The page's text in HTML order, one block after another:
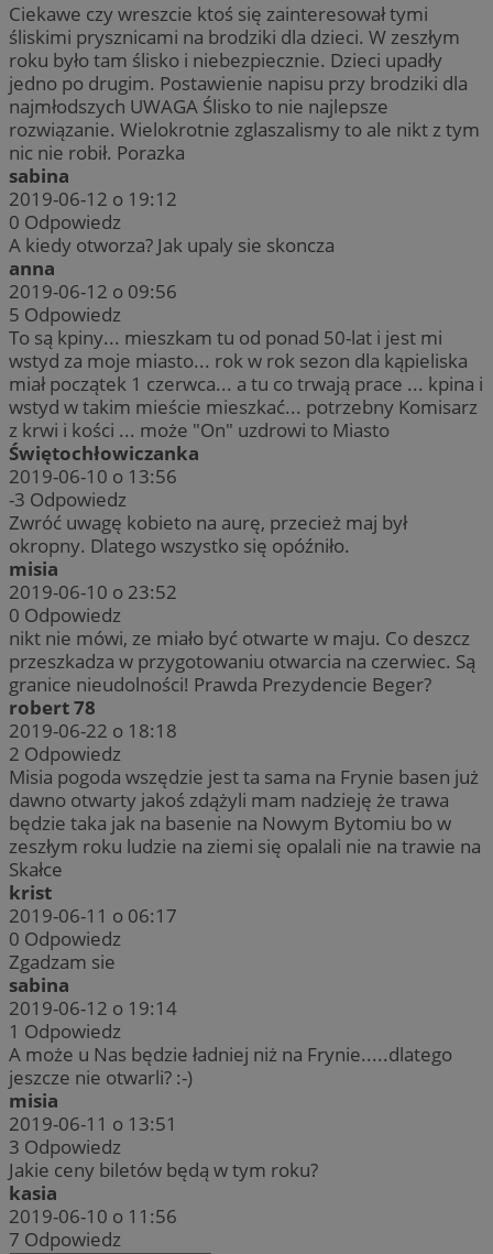
Ciekawe czy wreszcie ktoś się zainteresował tymi
śliskimi prysznicami na brodziki dla dzieci. W zeszłym
roku było tam ślisko i niebezpiecznie. Dzieci upadły
jedno po drugim. Postawienie napisu przy brodziki dla
najmłodszych UWAGA Ślisko to nie najlepsze
rozwiązanie. Wielokrotnie zglaszalismy to ale nikt z tym
nic nie robił. Porazka
sabina
2019-06-12 o 19:12
0 Odpowiedz
A kiedy otworza? Jak upaly sie skoncza
anna
2019-06-12 o 09:56
5 Odpowiedz
To są kpiny... mieszkam tu od ponad 50-lat i jest mi
wstyd za moje miasto... rok w rok sezon dla kąpieliska
miał początek 1 czerwca... a tu co trwają prace ... kpina i
wstyd w takim mieście mieszkać... potrzebny Komisarz
z krwi i kości ... może "On" uzdrowi to Miasto
Świętochłowiczanka
2019-06-10 o 13:56
-3 Odpowiedz
Zwróć uwagę kobieto na aurę, przecież maj był
okropny. Dlatego wszystko się opóźniło.
misia
2019-06-10 o 23:52
0 Odpowiedz
nikt nie mówi, ze miało być otwarte w maju. Co deszcz
przeszkadza w przygotowaniu otwarcia na czerwiec. Są
granice nieudolności! Prawda Prezydencie Beger?
robert 78
2019-06-22 o 18:18
2 Odpowiedz
Misia pogoda wszędzie jest ta sama na Frynie basen już
dawno otwarty jakoś zdążyli mam nadzieję że trawa
będzie taka jak na basenie na Nowym Bytomiu bo w
zeszłym roku ludzie na ziemi się opalali nie na trawie na
Skałce
krist
2019-06-11 o 06:17
0 Odpowiedz
Zgadzam sie
sabina
2019-06-12 o 19:14
1 Odpowiedz
A może u Nas będzie ładniej niż na Frynie.....dlatego
jeszcze nie otwarli? :-)
misia
2019-06-11 o 13:51
3 Odpowiedz
Jakie ceny biletów będą w tym roku?
kasia
2019-06-10 o 11:56
7 Odpowiedz